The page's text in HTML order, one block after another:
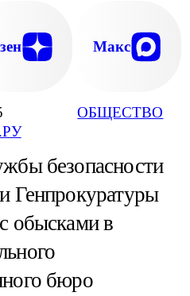
ОБЩЕСТВО
Макс
безопасности
Генпрокуратуры
обысками в
бюро